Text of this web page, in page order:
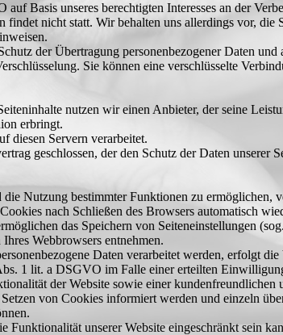
Basis unseres berechtigten Interesses an der
findet nicht statt. Wir behalten uns allerdings vor,
der Übertragung personenbezogener Daten
Sie können eine verschlüsselte
nutzen wir einen Anbieter, der seine
erbringt.
diesen Servern verarbeitet.
geschlossen, der den Schutz der Daten unserer
Nutzung bestimmter Funktionen zu
nach Schließen des Browsers automatisch
das Speichern von Seiteneinstellungen
Webbrowsers entnehmen.
Daten verarbeitet werden, erfolgt
1 lit. a DSGVO im Falle einer erteilten
der Website sowie einer kundenfreundlichen
von Cookies informiert werden und einzeln
Funktionalität unserer Website eingeschränkt sein